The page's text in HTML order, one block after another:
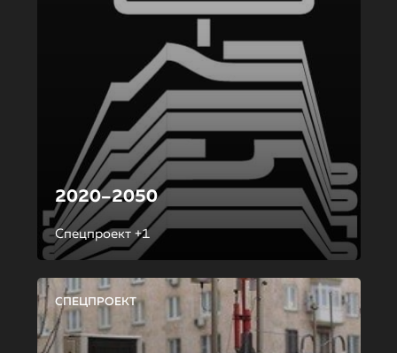
2020–2050
Спецпроект +1
СПЕЦПРОЕКТ